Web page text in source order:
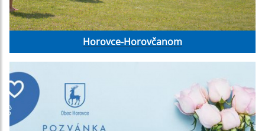
Horovce-Horovčanom